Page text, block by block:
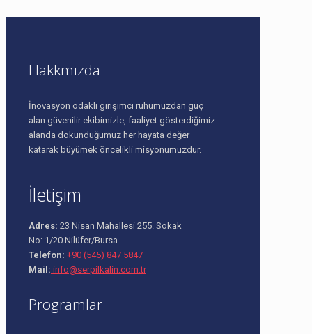
Hakkmızda
İnovasyon odaklı girişimci ruhumuzdan güç
alan güvenilir ekibimizle, faaliyet gösterdiğimiz
alanda dokunduğumuz her hayata değer
katarak büyümek öncelikli misyonumuzdur.
İletişim
Adres: 23 Nisan Mahallesi 255. Sokak
No: 1/20 Nilüfer/Bursa
Telefon: +90 (545) 847 5847
Mail: info@serpilkalin.com.tr
Programlar